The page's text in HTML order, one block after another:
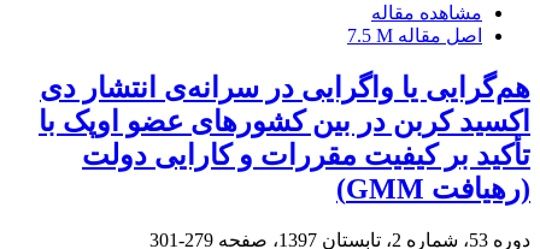
مشاهده مقاله
اصل مقاله 7.5 M
هم‌گرایی یا واگرایی در سرانه‌ی انتشار دی
اکسید کربن در بین کشورهای عضو اوپک با
تأکید بر کیفیت مقررات و کارایی دولت
(رهیافت GMM)
دوره 53، شماره 2، تابستان 1397، صفحه 279-301